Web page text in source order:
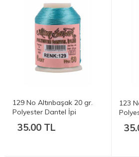
129 No Altınbaşak 20 gr.
Polyester Dantel İpi
35.00 TL
123